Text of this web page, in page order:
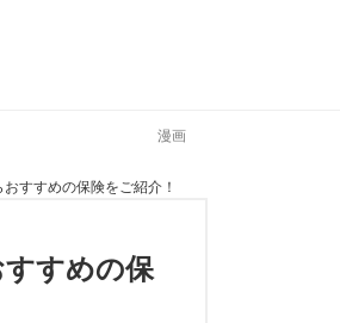
漫画
すすめの保険をご紹介！
すめの保